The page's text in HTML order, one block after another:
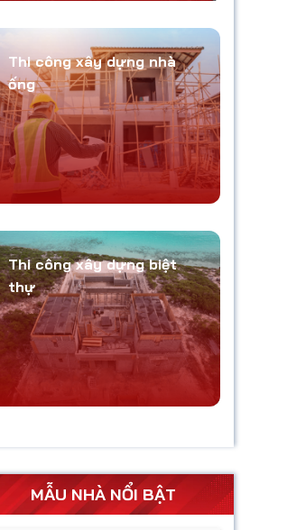
Thi công xây dựng nhà
ống
Thi công xây dựng biệt
thự
MẪU NHÀ NỔI BẬT